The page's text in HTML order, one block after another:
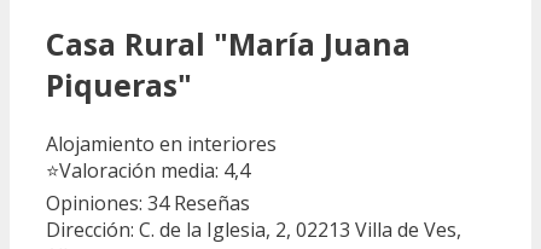
Casa Rural "María Juana
Piqueras"
Alojamiento en interiores
⭐Valoración media: 4,4
Opiniones: 34Reseñas
Dirección: C. de la Iglesia, 2, 02213 Villa de Ves,